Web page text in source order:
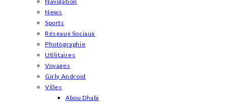
News
Sports
Réseaux Sociaux
Photographie
Utilitaires
Voyages
Girly Android
Villes
Abou Dhabi